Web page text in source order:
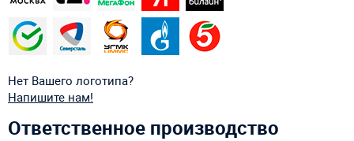
Нет Вашего логотипа?
Напишите нам!
Ответственное производство